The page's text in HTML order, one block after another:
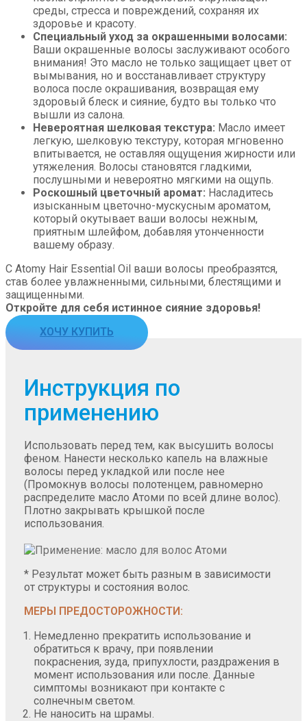
среды, стресса и повреждений, сохраняя их
здоровье и красоту.
Специальный уход за окрашенными волосами:
Ваши окрашенные волосы заслуживают особого
внимания! Это масло не только защищает цвет от
вымывания, но и восстанавливает структуру
волоса после окрашивания, возвращая ему
здоровый блеск и сияние, будто вы только что
вышли из салона.
Невероятная шелковая текстура: Масло имеет
легкую, шелковую текстуру, которая мгновенно
впитывается, не оставляя ощущения жирности или
утяжеления. Волосы становятся гладкими,
послушными и невероятно мягкими на ощупь.
Роскошный цветочный аромат: Насладитесь
изысканным цветочно-мускусным ароматом,
который окутывает ваши волосы нежным,
приятным шлейфом, добавляя утонченности
вашему образу.
С Atomy Hair Essential Oil ваши волосы преобразятся,
став более увлажненными, сильными, блестящими и
защищенными.
Откройте для себя истинное сияние здоровья!
ХОЧУ КУПИТЬ
Инструкция по
применению
Использовать перед тем, как высушить волосы
феном. Нанести несколько капель на влажные
волосы перед укладкой или после нее
(Промокнув волосы полотенцем, равномерно
распределите масло Атоми по всей длине волос).
Плотно закрывать крышкой после
использования.
* Результат может быть разным в зависимости
от структуры и состояния волос.
МЕРЫ ПРЕДОСТОРОЖНОСТИ:
Немедленно прекратить использование и
обратиться к врачу, при появлении
покраснения, зуда, припухлости, раздражения в
момент использования или после. Данные
симптомы возникают при контакте с
солнечным светом.
Не наносить на шрамы.